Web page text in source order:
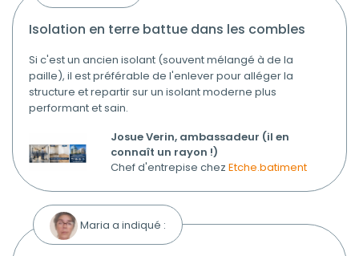
isolation en terre battue dans les combles
Si c'est un ancien isolant (souvent mélangé à de la
paille), il est préférable de l'enlever pour alléger la
structure et repartir sur un isolant moderne plus
performant et sain.
Josue Verin, ambassadeur (il en
connaît un rayon !)
Chef d'entrepise chez Etche.batiment
Maria a indiqué :